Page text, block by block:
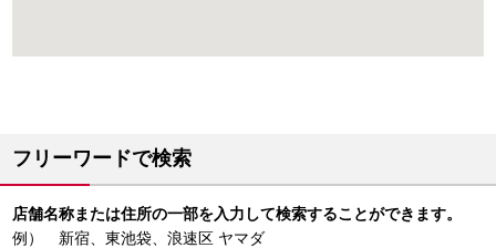
フリーワードで検索
店舗名称または住所の一部を入力して検索することができます。
例） 新宿、東池袋、浪速区 ヤマダ